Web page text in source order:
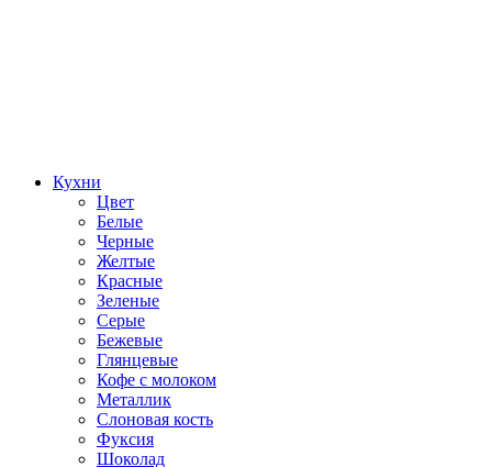
Кухни
Цвет
Белые
Черные
Желтые
Красные
Зеленые
Серые
Бежевые
Глянцевые
Кофе с молоком
Металлик
Слоновая кость
Фуксия
Шоколад